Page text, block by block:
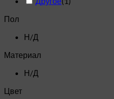
Пол
Н/Д
Материал
Н/Д
Цвет